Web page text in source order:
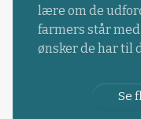
lære om de
farmers står
ønsker de har til
Se